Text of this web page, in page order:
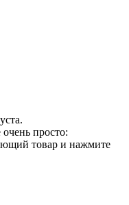
просто:
товар и нажмите